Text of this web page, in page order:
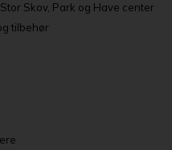
Skov, Park og Have center
tilbehør